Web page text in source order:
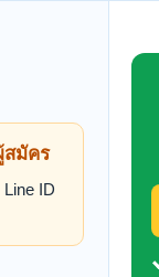
มัคร
ID